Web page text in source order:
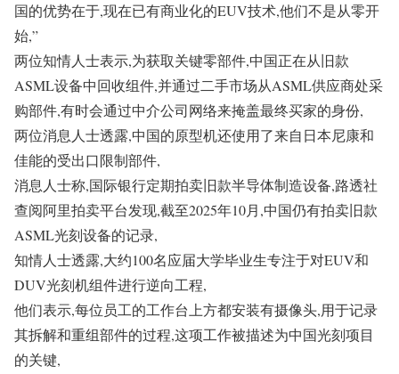
国的优势在于,现在已有商业化的EUV技术,他们不是从零开
始,”
两位知情人士表示,为获取关键零部件,中国正在从旧款
ASML设备中回收组件,并通过二手市场从ASML供应商处采
购部件,有时会通过中介公司网络来掩盖最终买家的身份,
两位消息人士透露,中国的原型机还使用了来自日本尼康和
佳能的受出口限制部件,
消息人士称,国际银行定期拍卖旧款半导体制造设备,路透社
查阅阿里拍卖平台发现,截至2025年10月,中国仍有拍卖旧款
ASML光刻设备的记录,
知情人士透露,大约100名应届大学毕业生专注于对EUV和
DUV光刻机组件进行逆向工程,
他们表示,每位员工的工作台上方都安装有摄像头,用于记录
其拆解和重组部件的过程,这项工作被描述为中国光刻项目
的关键,